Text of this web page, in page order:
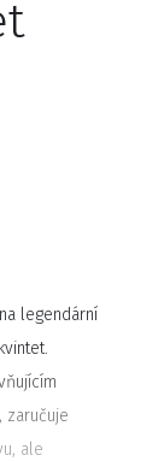
legendární
zaručuje
ale